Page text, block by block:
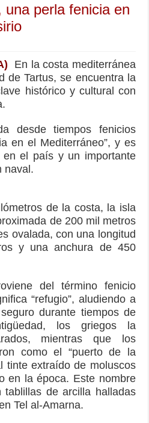
una perla fenicia en
En la costa mediterránea
de Tartus, se encuentra la
histórico y cultural con
desde tiempos fenicios
en el Mediterráneo”, y es
el país y un importante
naval.
de la costa, la isla
de 200 mil metros
ovalada, con una longitud
y una anchura de 450
del término fenicio
“refugio”, aludiendo a
durante tiempos de
los griegos la
mientras que los
como el “puerto de la
tinte extraído de moluscos
en la época. Este nombre
tablillas de arcilla halladas
Tel al-Amarna.